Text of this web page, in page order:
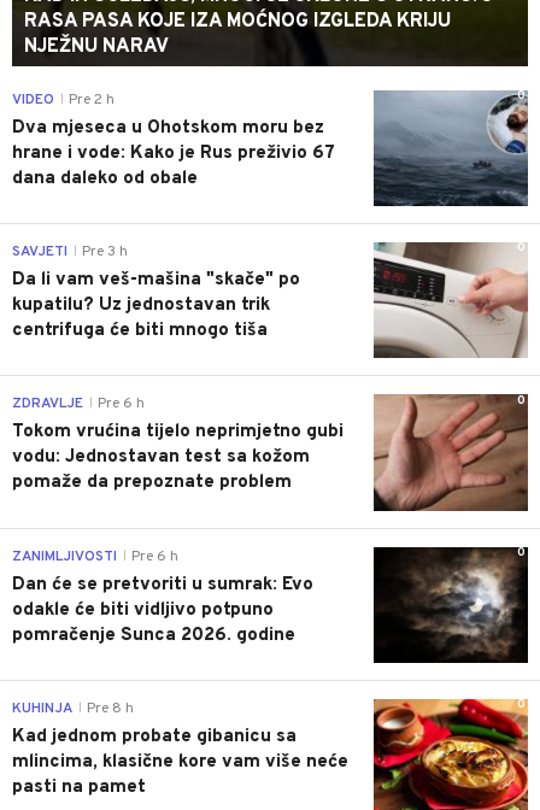
RASA PASA KOJE IZA MOĆNOG IZGLEDA KRIJU
NJEŽNU NARAV
0
VIDEO Pre 2 h
Dva mjeseca u Ohotskom moru bez
hrane i vode: Kako je Rus preživio 67
dana daleko od obale
0
SAVJETI Pre 3 h
Da li vam veš-mašina "skače" po
kupatilu? Uz jednostavan trik
centrifuga će biti mnogo tiša
0
ZDRAVLJE Pre 6 h
Tokom vrućina tijelo neprimjetno gubi
vodu: Jednostavan test sa kožom
pomaže da prepoznate problem
0
ZANIMLJIVOSTI Pre 6 h
Dan će se pretvoriti u sumrak: Evo
odakle će biti vidljivo potpuno
pomračenje Sunca 2026. godine
0
KUHINJA Pre 8 h
Kad jednom probate gibanicu sa
mlincima, klasične kore vam više neće
pasti na pamet